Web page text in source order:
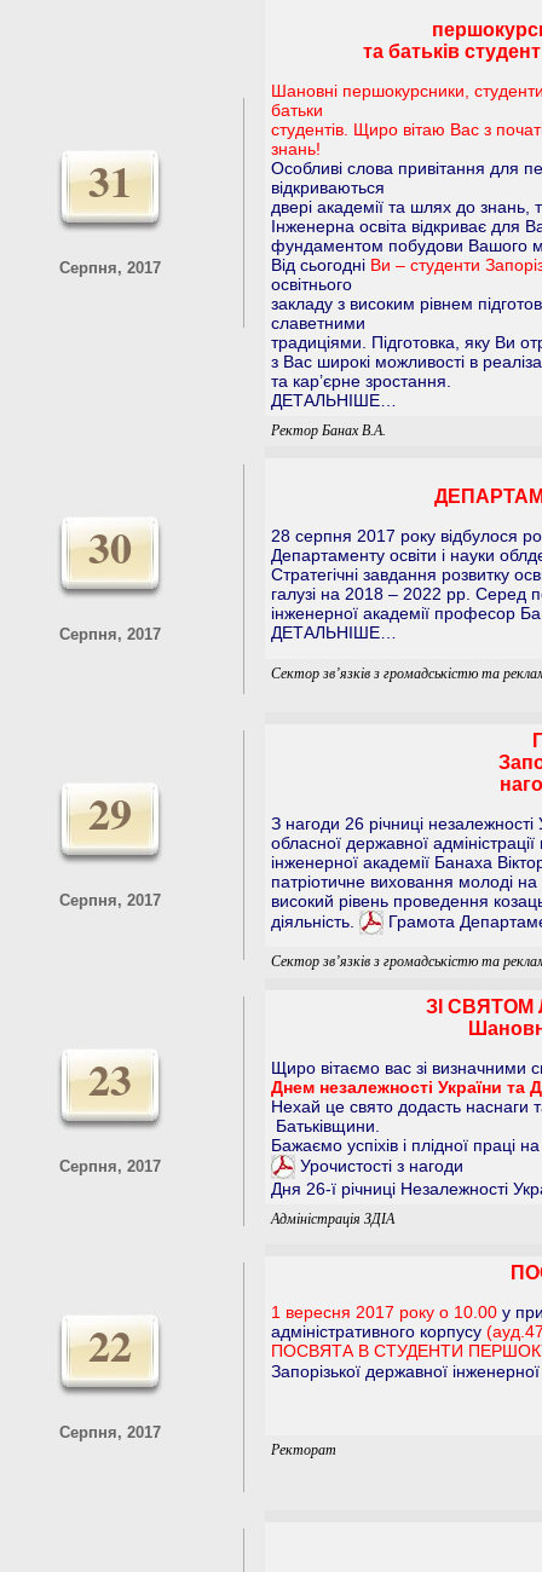
31
Серпня, 2017
та батьків
Шановні першокурсники,
батьки
студентів. Щиро вітаю Вас з
знань!
Особливі слова привітання для
відкриваються
двері академії та шлях до
Інженерна освіта відкриває для
фундаментом побудови Вашого
Від сьогодні Ви – студенти
освітнього
закладу з високим рівнем
славетними
традиціями. Підготовка, яку Ви
з Вас широкі можливості в
та кар’єрне зростання.
ДЕТАЛЬНІШЕ…
Ректор Банах В.А.
30
Серпня, 2017
28 серпня 2017 року відбулося
Департаменту освіти і науки
Стратегічні завдання розвитку
галузі на 2018 – 2022 рр. Серед
інженерної академії професор
ДЕТАЛЬНІШЕ…
Сектор зв’язків з громадськістю та
29
Серпня, 2017
З нагоди 26 річниці незалежності
обласної державної
інженерної академії Банаха
патріотичне виховання молоді
високий рівень проведення
діяльність.
Грамота
Сектор зв’язків з громадськістю та
23
Серпня, 2017
ЗІ СВЯТОМ
Щиро вітаємо вас зі визначними
Днем незалежності України та
Нехай це свято додасть наснаги
Батьківщини.
Бажаємо успіхів і плідної праці
Урочистості з нагоди
Дня 26-ї річниці Незалежності
Адміністрація ЗДІА
22
Серпня, 2017
1 вересня 2017 року о 10.00 у
адміністративного корпусу
ПОСВЯТА В СТУДЕНТИ
Запорізької державної
Ректорат